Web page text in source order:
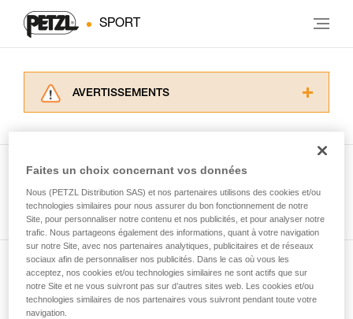
SPORT
AVERTISSEMENTS
informations de la notice technique pour
d’informations.
Maîtriser ces techniques nécessite une
formation et un entraînement spécifique. Validez
avec un professionnel votre capacité à refaire
la manipulation, seul, en toute sécurité, avant
de la reproduire en autonomie.
Nous donnons des exemples de techniques
Voir tous les conseils
Abonnez-vous à la newsletter
et restez connecté à notre actualité
Faites un choix concernant vos données
Nous (PETZL Distribution SAS) et nos partenaires utilisons des cookies et/ou
technologies similaires pour nous assurer du bon fonctionnement de notre
Site, pour personnaliser notre contenu et nos publicités, et pour analyser notre
trafic. Nous partageons également des informations, quant à votre navigation
sur notre Site, avec nos partenaires analytiques, publicitaires et de réseaux
sociaux afin de personnaliser nos publicités. Dans le cas où vous les
acceptez, nos cookies et/ou technologies similaires ne sont actifs que sur
notre Site et ne vous suivront pas sur d’autres sites web. Les cookies et/ou
technologies similaires de nos partenaires vous suivront pendant toute votre
navigation.